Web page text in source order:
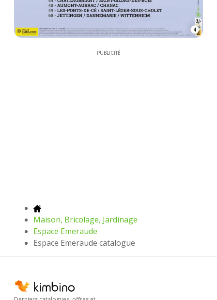
4
PUBLICITÉ
Maison, Bricolage, Jardinage
Espace Emeraude
Espace Emeraude catalogue